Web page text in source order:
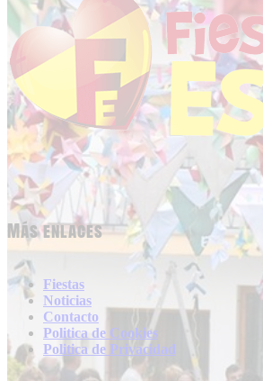
Más enlaces
Fiestas
Noticias
Contacto
Politica de Cookies
Politica de Privacidad